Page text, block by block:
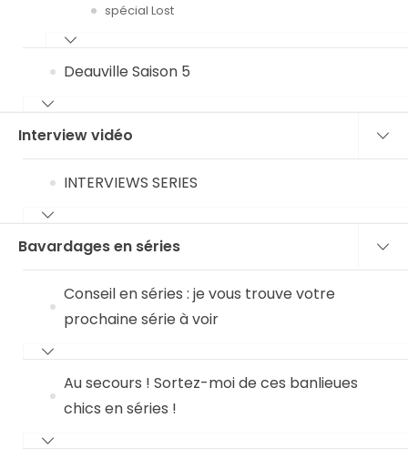
spécial Lost
Deauville Saison 5
Interview vidéo
INTERVIEWS SERIES
Bavardages en séries
Conseil en séries : je vous trouve votre
prochaine série à voir
Au secours ! Sortez-moi de ces banlieues
chics en séries !